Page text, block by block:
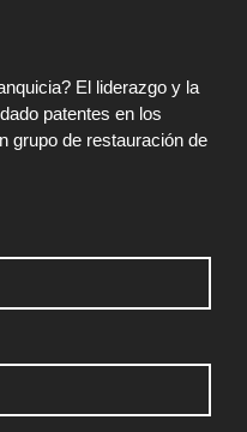
El liderazgo y la
patentes en los
grupo de restauración de